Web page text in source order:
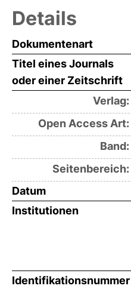
Details
Dokumentenart
Titel eines Journals
oder einer Zeitschrift
Verlag:
Open Access Art:
Band:
Seitenbereich:
Datum
Institutionen
Identifikationsnummer